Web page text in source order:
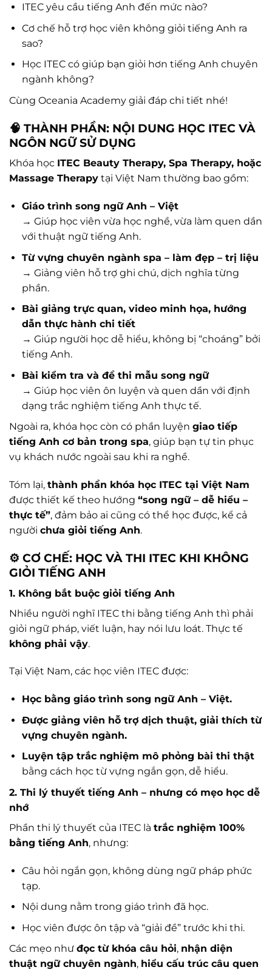
ITEC yêu cầu tiếng Anh đến mức nào?
Cơ chế hỗ trợ học viên không giỏi tiếng Anh ra
sao?
Học ITEC có giúp bạn giỏi hơn tiếng Anh chuyên
ngành không?
Cùng Oceania Academy giải đáp chi tiết nhé!
🧠 THÀNH PHẦN: NỘI DUNG HỌC ITEC VÀ
NGÔN NGỮ SỬ DỤNG
Khóa học ITEC Beauty Therapy, Spa Therapy, hoặc
Massage Therapy tại Việt Nam thường bao gồm:
Giáo trình song ngữ Anh – Việt
→ Giúp học viên vừa học nghề, vừa làm quen dần
với thuật ngữ tiếng Anh.
Từ vựng chuyên ngành spa – làm đẹp – trị liệu
→ Giảng viên hỗ trợ ghi chú, dịch nghĩa từng
phần.
Bài giảng trực quan, video minh họa, hướng
dẫn thực hành chi tiết
→ Giúp người học dễ hiểu, không bị “choáng” bởi
tiếng Anh.
Bài kiểm tra và đề thi mẫu song ngữ
→ Giúp học viên ôn luyện và quen dần với định
dạng trắc nghiệm tiếng Anh thực tế.
Ngoài ra, khóa học còn có phần luyện giao tiếp
tiếng Anh cơ bản trong spa, giúp bạn tự tin phục
vụ khách nước ngoài sau khi ra nghề.
Tóm lại, thành phần khóa học ITEC tại Việt Nam
được thiết kế theo hướng “song ngữ – dễ hiểu –
thực tế”, đảm bảo ai cũng có thể học được, kể cả
người chưa giỏi tiếng Anh.
⚙️ CƠ CHẾ: HỌC VÀ THI ITEC KHI KHÔNG
GIỎI TIẾNG ANH
1. Không bắt buộc giỏi tiếng Anh
Nhiều người nghĩ ITEC thi bằng tiếng Anh thì phải
giỏi ngữ pháp, viết luận, hay nói lưu loát. Thực tế
không phải vậy.
Tại Việt Nam, các học viên ITEC được:
Học bằng giáo trình song ngữ Anh – Việt.
Được giảng viên hỗ trợ dịch thuật, giải thích từ
vựng chuyên ngành.
Luyện tập trắc nghiệm mô phỏng bài thi thật
bằng cách học từ vựng ngắn gọn, dễ hiểu.
2. Thi lý thuyết tiếng Anh – nhưng có mẹo học dễ
nhớ
Phần thi lý thuyết của ITEC là trắc nghiệm 100%
bằng tiếng Anh, nhưng:
Câu hỏi ngắn gọn, không dùng ngữ pháp phức
tạp.
Nội dung nằm trong giáo trình đã học.
Học viên được ôn tập và “giải đề” trước khi thi.
Các mẹo như đọc từ khóa câu hỏi, nhận diện
thuật ngữ chuyên ngành, hiểu cấu trúc câu quen